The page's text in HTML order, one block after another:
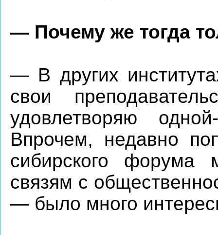
— Почему же тогда
— В других
свои
удовлетворяю
Впрочем, недавно
сибирского форума
связям с
— было много